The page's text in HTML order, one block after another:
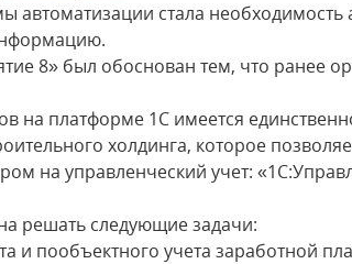
автоматизации стала
8» был обоснован тем, что ранее
на платформе 1С имеется
холдинга, которое
на управленческий учет:
решать следующие задачи:
и пообъектного учета заработной